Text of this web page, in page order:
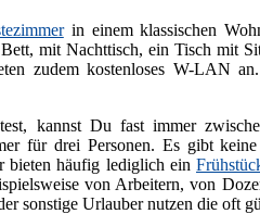
in einem klassischen
mit Nachttisch, ein Tisch mit
zudem kostenloses W-LAN
kannst Du fast immer
für drei Personen. Es gibt
bieten häufig lediglich ein
von Arbeitern, von
sonstige Urlauber nutzen die oft